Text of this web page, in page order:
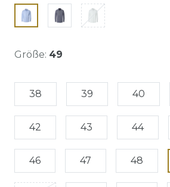
Größe: 49
38 39 40
42 43 44
46 47 48